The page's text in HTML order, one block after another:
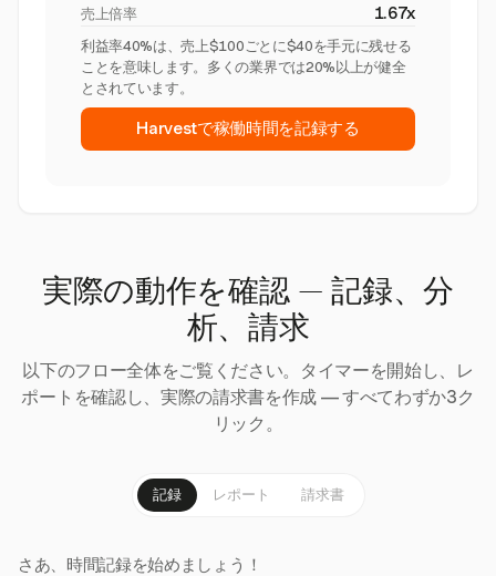
売上倍率 1.67x
利益率40%は、売上$100ごとに$40を手元に残せる
ことを意味します。多くの業界では20%以上が健全
とされています。
Harvestで稼働時間を記録する
実際の動作を確認 — 記録、分
析、請求
以下のフロー全体をご覧ください。タイマーを開始し、レ
ポートを確認し、実際の請求書を作成 — すべてわずか3ク
リック。
記録 レポート 請求書
さあ、時間記録を始めましょう！